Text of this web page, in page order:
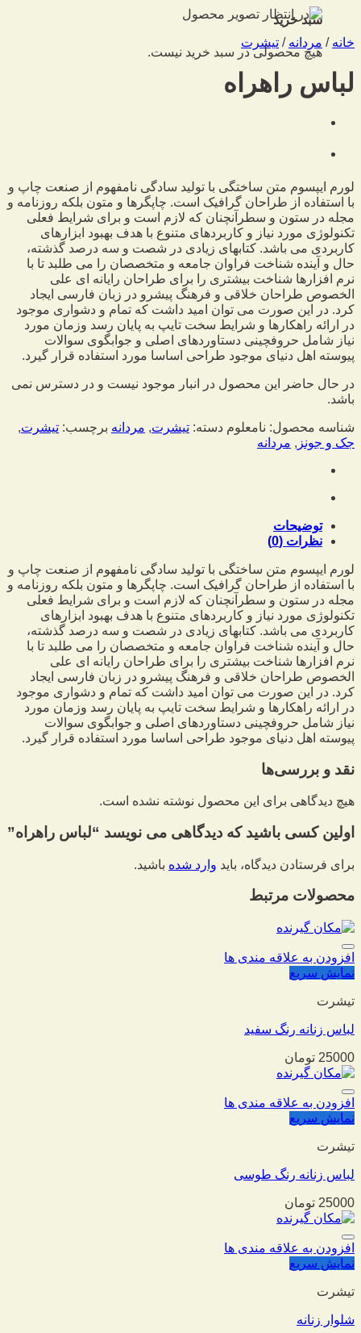
سبد خرید
هیچ محصولی در سبد خرید نیست.
خانه / مردانه / تیشرت
لباس راهراه
لورم ایپسوم متن ساختگی با تولید سادگی نامفهوم از صنعت چاپ و
با استفاده از طراحان گرافیک است. چاپگرها و متون بلکه روزنامه و
مجله در ستون و سطرآنچنان که لازم است و برای شرایط فعلی
تکنولوژی مورد نیاز و کاربردهای متنوع با هدف بهبود ابزارهای
کاربردی می باشد. کتابهای زیادی در شصت و سه درصد گذشته،
حال و آینده شناخت فراوان جامعه و متخصصان را می طلبد تا با
نرم افزارها شناخت بیشتری را برای طراحان رایانه ای علی
الخصوص طراحان خلاقی و فرهنگ پیشرو در زبان فارسی ایجاد
کرد. در این صورت می توان امید داشت که تمام و دشواری موجود
در ارائه راهکارها و شرایط سخت تایپ به پایان رسد وزمان مورد
نیاز شامل حروفچینی دستاوردهای اصلی و جوابگوی سوالات
پیوسته اهل دنیای موجود طراحی اساسا مورد استفاده قرار گیرد.
در حال حاضر این محصول در انبار موجود نیست و در دسترس نمی
باشد.
شناسه محصول: نامعلوم دسته: تیشرت, مردانه برچسب: تیشرت,
جک و جونز , مردانه
توضیحات
نظرات (0)
لورم ایپسوم متن ساختگی با تولید سادگی نامفهوم از صنعت چاپ و
با استفاده از طراحان گرافیک است. چاپگرها و متون بلکه روزنامه و
مجله در ستون و سطرآنچنان که لازم است و برای شرایط فعلی
تکنولوژی مورد نیاز و کاربردهای متنوع با هدف بهبود ابزارهای
کاربردی می باشد. کتابهای زیادی در شصت و سه درصد گذشته،
حال و آینده شناخت فراوان جامعه و متخصصان را می طلبد تا با
نرم افزارها شناخت بیشتری را برای طراحان رایانه ای علی
الخصوص طراحان خلاقی و فرهنگ پیشرو در زبان فارسی ایجاد
کرد. در این صورت می توان امید داشت که تمام و دشواری موجود
در ارائه راهکارها و شرایط سخت تایپ به پایان رسد وزمان مورد
نیاز شامل حروفچینی دستاوردهای اصلی و جوابگوی سوالات
پیوسته اهل دنیای موجود طراحی اساسا مورد استفاده قرار گیرد.
نقد و بررسی‌ها
هیچ دیدگاهی برای این محصول نوشته نشده است.
اولین کسی باشید که دیدگاهی می نویسد “لباس راهراه”
برای فرستادن دیدگاه، باید وارد شده باشید.
محصولات مرتبط
افزودن به علاقه مندی ها
نمایش سریع
تیشرت
لباس زنانه رنگ سفید
25000 تومان
افزودن به علاقه مندی ها
نمایش سریع
تیشرت
لباس زنانه رنگ طوسی
25000 تومان
افزودن به علاقه مندی ها
نمایش سریع
تیشرت
شلوار زنانه